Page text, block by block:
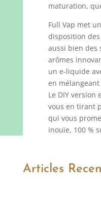
maturation,
Full Vap met
disposition
aussi bien des
arômes
un e-liquide
en
Le DIY version
vous en tirant
qui vous
inouïe, 100 %
Articles